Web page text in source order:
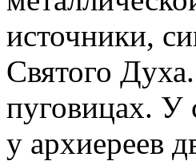
источники,
Святого
пуговицах. У
у архиереев